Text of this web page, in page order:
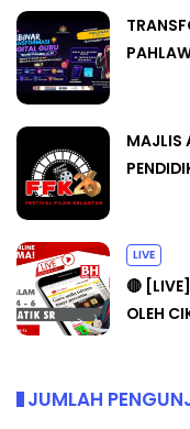
MAJLIS
LIVE
🔴
OLEH
JUMLAH